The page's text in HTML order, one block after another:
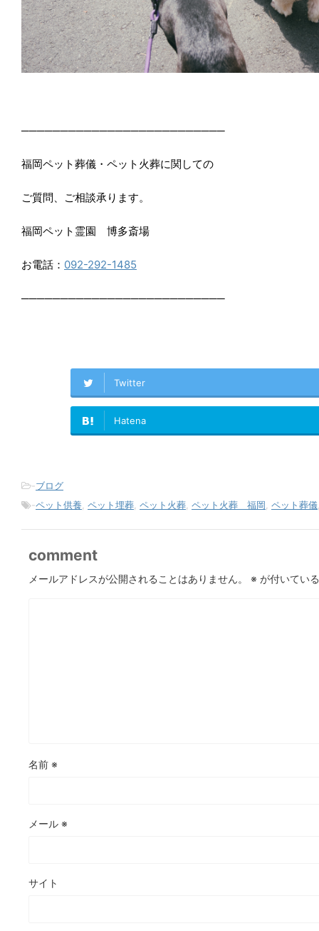
──────────────────────────
福岡ペット葬儀・ペット火葬に関しての
ご質問、ご相談承ります。
福岡ペット霊園 博多斎場
お電話： 092-292-1485
──────────────────────────
Twitter
Hatena
-ブログ
-ペット供養 ペット埋葬 ペット火葬 ペット火葬 福岡 ペット葬儀
comment
メールアドレスが公開されることはありません。 ※ が付いてい
名前 ※
メール ※
サイト